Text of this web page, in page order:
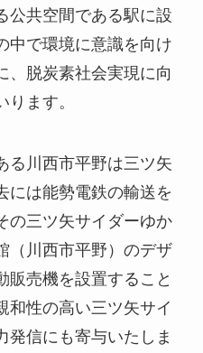
公共空間である駅に設
中で環境に意識を向け
、脱炭素社会実現に向
ます。
る川西市平野は三ツ矢
には能勢電鉄の輸送を
の三ツ矢サイダーゆか
（川西市平野）のデザ
販売機を設置すること
和性の高い三ツ矢サイ
発信にも寄与いたしま